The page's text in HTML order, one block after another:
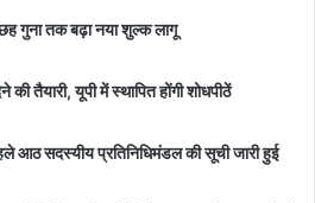
छह गुना तक बढ़ा नया शुल्क लागू
की तैयारी, यूपी में स्थापित होंगी शोधपीठें
आठ सदस्यीय प्रतिनिधिमंडल की सूची जारी हुई